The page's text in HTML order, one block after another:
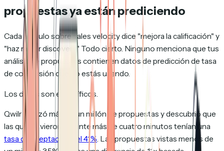
propuestas ya están prediciendo
Cada artículo sobre sales velocity dice "mejora la calificación" y
"haz mejor discovery." Todo cierto. Ninguno menciona que tus
análisis de propuestas contienen datos de predicción de tasa
de conversión que no estás usando.
Los datos son específicos.
Qwilr analizó más de un millón de propuestas y descubrió que
las que se vieron durante más de cuatro minutos tenían una
tasa de aceptación del 41%. Las propuestas vistas menos de